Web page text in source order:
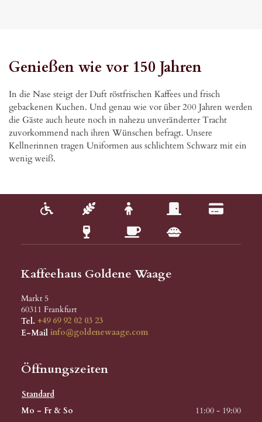
Genießen wie vor 150 Jahren
In die Nase steigt der Duft röstfrischen Kaffees und frisch
gebackenen Kuchen. Und genau wie vor über 200 Jahren werden
die Gäste auch heute noch in nahezu unveränderter Tracht
zuvorkommend nach ihren Wünschen befragt. Unsere
Kellnerinnen tragen Uniformen aus schlichtem Schwarz mit ein
wenig weiß.
Kaffeehaus Goldene Waage
Markt 5
60311 Frankfurt
Tel. +49 69 92 02 03 23
E-Mail info@goldenewaage.com
Öffnungszeiten
Standard
Mo - Fr & So
11:00 - 19:00